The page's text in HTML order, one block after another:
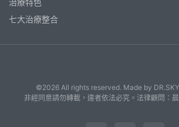
治療特色
七大治療整合
©2026 All rights reserved. Made by
非經同意請勿轉載，違者依法必究。法律顧問：